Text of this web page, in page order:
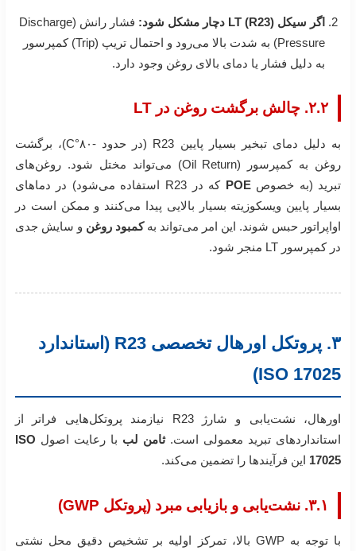
اگر سیکل LT (R23) دچار مشکل شود:
فشار رانش (Discharge
Pressure) به شدت بالا می‌رود و احتمال تریپ (Trip) کمپرسور
به دلیل فشار یا دمای بالای روغن وجود دارد.
۲.۲. چالش برگشت روغن در LT
به دلیل دمای تبخیر بسیار پایین R23 (در حدود -۸۰°C)، برگشت
روغن به کمپرسور (Oil Return) می‌تواند مختل شود. روغن‌های
تبرید (به خصوصPOE
که در R23 استفاده می‌شود) در دماهای
بسیار پایین ویسکوزیته بسیار بالایی پیدا می‌کنند و ممکن است در
اواپراتور حبس شوند. این امر می‌تواند بهکمبود روغن و سایش جدی
در کمپرسور LT منجر شود.
۳. پروتکل اورهال تخصصی R23 (استاندارد
ISO 17025)
اورهال، نشت‌یابی و شارژ R23 نیازمند پروتکل‌هایی فراتر از
استانداردهای تبرید معمولی است.ثامن لب با رعایت اصول ISO
17025 این فرآیندها را تضمین می‌کند.
۳.۱. نشت‌یابی و بازیابی مبرد (پروتکل GWP)
با توجه به GWP بالا، تمرکز اولیه بر تشخیص دقیق محل نشتی